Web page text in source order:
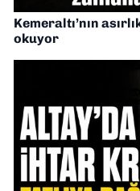
Kemeraltı’nın
okuyor